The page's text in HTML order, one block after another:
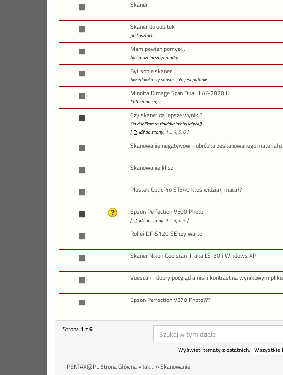
Skaner
Skaner do odbitek
po kosztach
Mam pewien pomysł..
być może niezbyt mądry
Był sobie skaner
Świetlówka czy sensor - oto jest pytanie
Minolta Dimage Scan Dual II AF-2820 U
Potrzebna część
Czy skaner da lepsze wyniki?
Od duplikatora slajdów (mniej więcej)
[
Idź do strony: 1... 4,5, 6]
Skanowanie negatywow - obróbka zeskanowanego materiału
Skanowanie klisz
Plustek OpticPro ST640 ktoś widział, macał?
Epson Perfection V500 Photo
[ Idź do strony: 1... 3, 4,5]
Rollei DF-S120 SE czy warto
Skaner Nikon Coolscan III aka LS-30 i Windows XP
Vuescan - dobry podgląd a niski kontrast na wynikowym pliku
Epson Perfection V370 Photo???
Strona 1 z6
Wyświetl tematy z ostatnich:
PENTAX@PL Strona Główna»Jak... »Skanowanie